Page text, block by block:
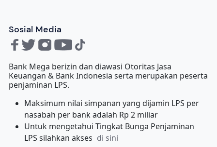
Sosial Media
Bank Mega berizin dan diawasi Otoritas Jasa
Keuangan & Bank Indonesia serta merupakan peserta
penjaminan LPS.
Maksimum nilai simpanan yang dijamin LPS per
nasabah per bank adalah Rp 2 miliar
Untuk mengetahui Tingkat Bunga Penjaminan
LPS silahkan akses di sini